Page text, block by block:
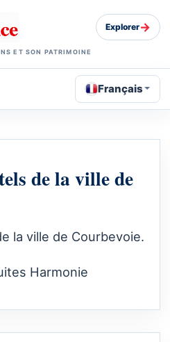
ET SON PATRIMOINE
Explorer→
Français
de la ville de
la ville de Courbevoie.
Harmonie